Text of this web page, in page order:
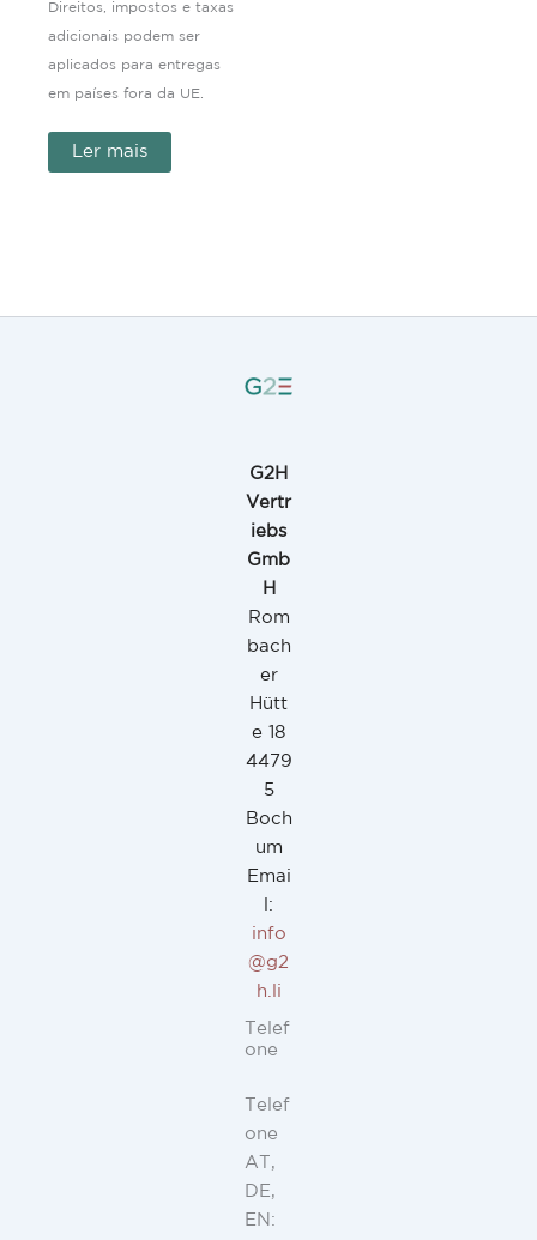
Direitos, impostos e taxas
adicionais podem ser
aplicados para entregas
em países fora da UE.
Ler mais
G2H
Vertr
iebs
Gmb
H
Rom
bach
er
Hütt
e 18
4479
5
Boch
um
Emai
l:
info
@g2
h.li
Telef
one
Telef
one
AT,
DE,
EN: